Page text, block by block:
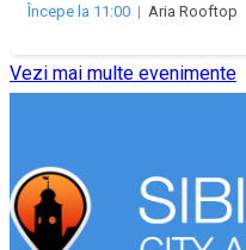
Începe la 11:00 | Aria Rooftop
Vezi mai multe evenimente